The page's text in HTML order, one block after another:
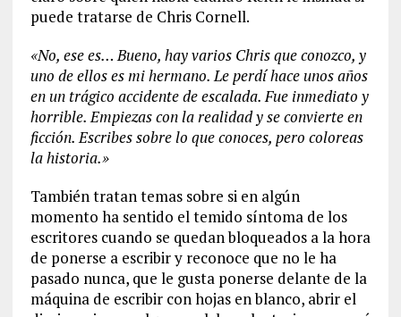
puede tratarse de Chris Cornell.
«No, ese es… Bueno, hay varios Chris que conozco, y
uno de ellos es mi hermano. Le perdí hace unos años
en un trágico accidente de escalada. Fue inmediato y
horrible. Empiezas con la realidad y se convierte en
ficción. Escribes sobre lo que conoces, pero coloreas
la historia.»
También tratan temas sobre si en algún
momento ha sentido el temido síntoma de los
escritores cuando se quedan bloqueados a la hora
de ponerse a escribir y reconoce que no le ha
pasado nunca, que le gusta ponerse delante de la
máquina de escribir con hojas en blanco, abrir el